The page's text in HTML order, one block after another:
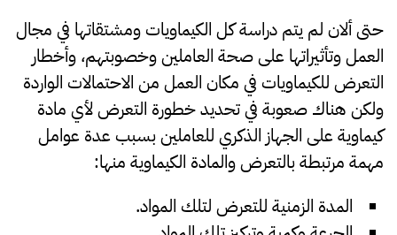
حتى ألان لم يتم دراسة كل الكيماويات ومشتقاتها في مجال
العمل وتأثيراتها على صحة العاملين وخصوبتهم، وأخطار
التعرض للكيماويات في مكان العمل من الاحتمالات الواردة
ولكن هناك صعوبة في تحديد خطورة التعرض لأي مادة
كيماوية على الجهاز الذكري للعاملين بسبب عدة عوامل
مهمة مرتبطة بالتعرض والمادة الكيماوية منها:
المدة الزمنية للتعرض لتلك المواد.